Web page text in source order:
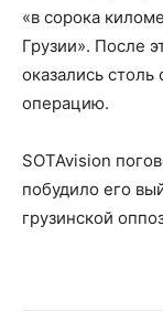
«в сорока
Грузии». После
оказались
операцию.
SOTAvision
побудило его
грузинской